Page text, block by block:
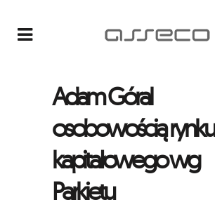
Adam Góral
osobowością rynku
kapitałowego wg
Parkietu